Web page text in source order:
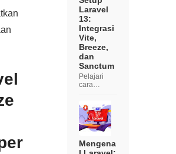
an
ekosistem
Laravel 13,
mengin...
Laravel
13:
Integrasi
Vite,
Breeze,
dan
Sanctum
Pelajari
cara
aplikasi
web
profesional
menggunak
an Laravel
13 dengan
Mengena